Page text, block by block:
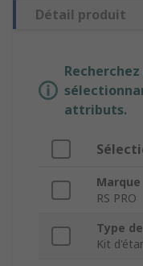
Détail produit
attributs.
Marque
RS PRO
Type
Kit